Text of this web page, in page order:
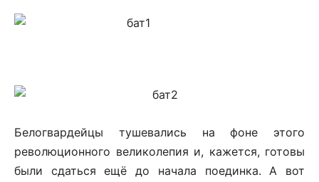
Белогвардейцы тушевались на фоне этого
революционного великолепия и, кажется, готовы
были сдаться ещё до начала поединка. А вот